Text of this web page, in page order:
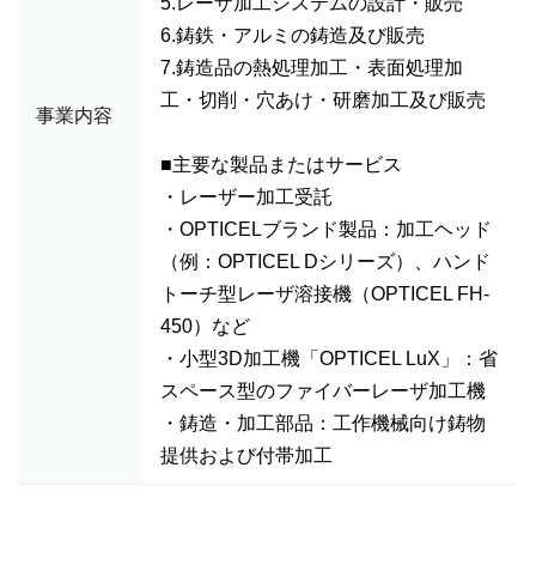
事業内容
6.鋳鉄・アルミの鋳造及び販売
7.鋳造品の熱処理加工・表面処理加
工・切削・穴あけ・研磨加工及び販売
■主要な製品またはサービス
・レーザー加工受託
・OPTICELブランド製品：加工ヘッド
（例：OPTICEL Dシリーズ）、ハンド
トーチ型レーザ溶接機（OPTICEL FH-
450）など
・小型3D加工機「OPTICEL LuX」：省
スペース型のファイバーレーザ加工機
・鋳造・加工部品：工作機械向け鋳物
提供および付帯加工